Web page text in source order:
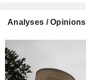
Analyses / Opinions